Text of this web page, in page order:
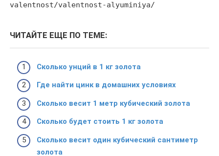
valentnost/valentnost-alyuminiya/
ЧИТАЙТЕ ЕЩЕ ПО ТЕМЕ:
Сколько унций в 1 кг золота
Где найти цинк в домашних условиях
Сколько весит 1 метр кубический золота
Сколько будет стоить 1 кг золота
Сколько весит один кубический сантиметр
золота